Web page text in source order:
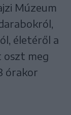
Múzeum
életéről a
oszt meg
órakor